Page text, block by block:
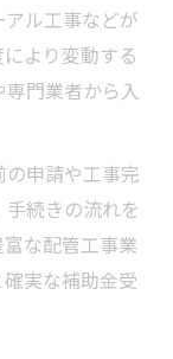
ル工事などが
より変動する
門業者から入
申請や工事完
続きの流れを
な配管工事業
実な補助金受